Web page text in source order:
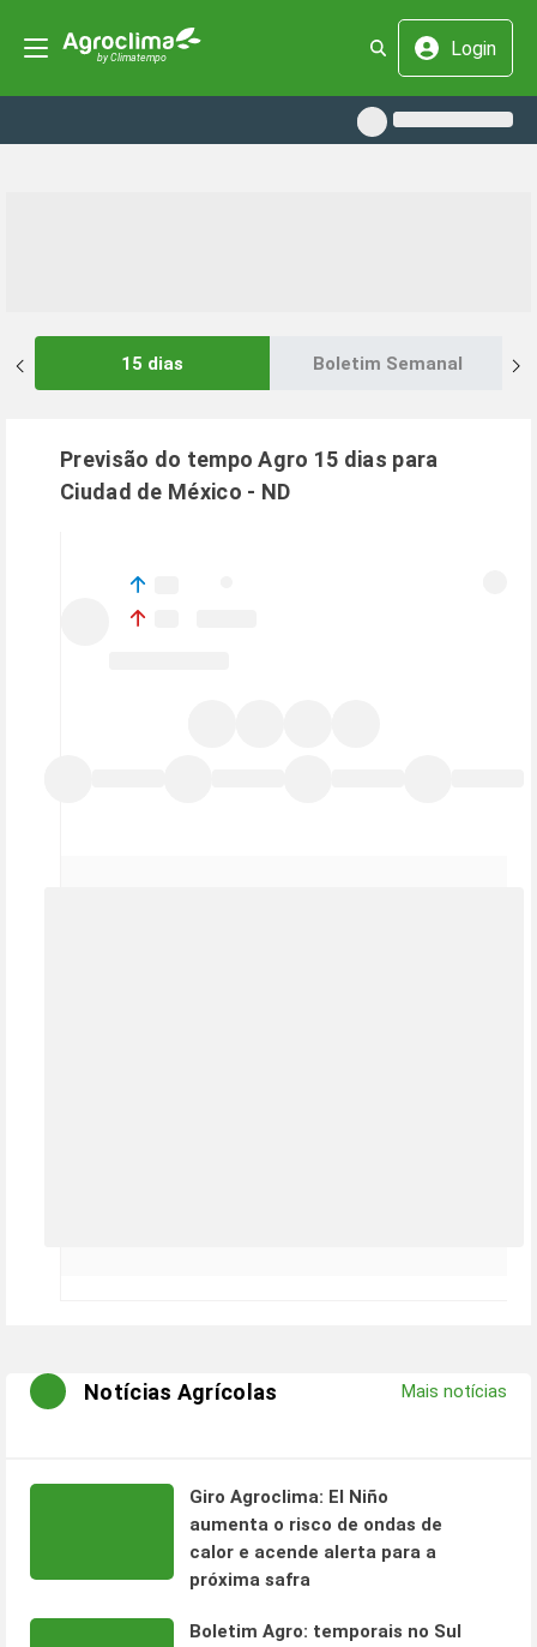
Login
15 dias Boletim Semanal
Previsão do tempo Agro 15 dias para
Ciudad de México - ND
Notícias Agrícolas Mais notícias
Giro Agroclima: El Niño
aumenta o risco de ondas de
calor e acende alerta para a
próxima safra
Boletim Agro: temporais no Sul